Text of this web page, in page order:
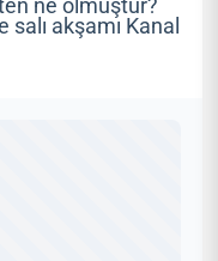
ne olmuştur?
salı akşamı Kanal